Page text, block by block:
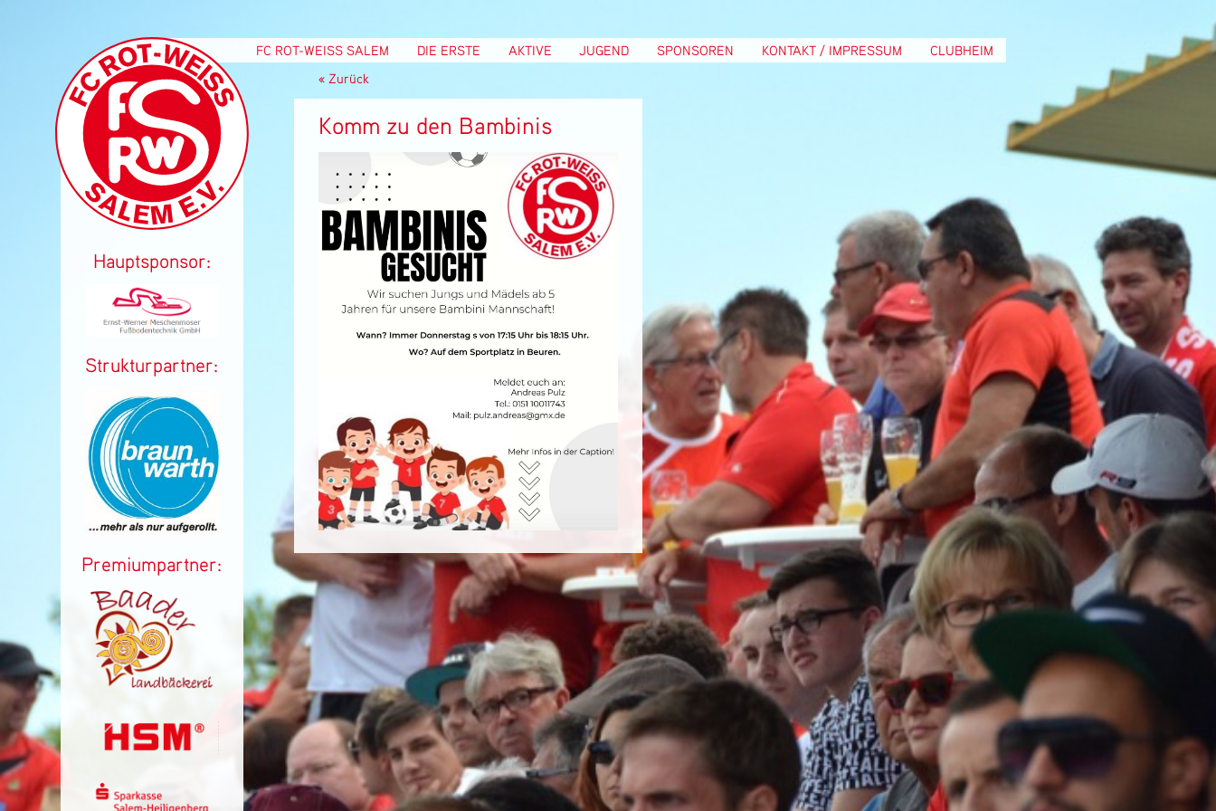
Navigation
überspringen
FC ROT-WEISS SALEM DIE ERSTE AKTIVE JUGEND SPONSOREN KONTAKT / IMPRESSUM CLUBHEIM
Komm zu den Bambinis
Zurück
Hauptsponsor:
Strukturpartner:
Premiumpartner: